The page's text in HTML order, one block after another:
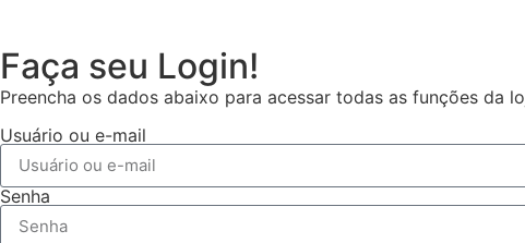
Faça seu Login!
Preencha os dados abaixo para acessar todas as funções da
Usuário ou e-mail
Senha